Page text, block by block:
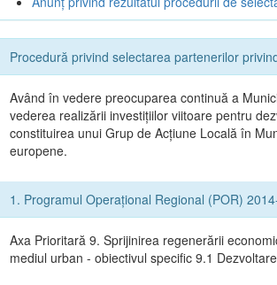
Procedură privind selectarea partenerilor
Având în vedere preocuparea continuă a
vederea realizării investițiilor viitoare pentru
constituirea unui Grup de Acțiune Locală în
europene.
1. Programul Operațional Regional (POR)
Axa Prioritară 9. Sprijinirea regenerării
mediul urban - obiectivul specific 9.1